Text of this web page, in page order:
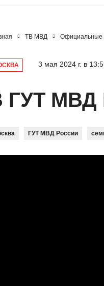
ТВ МВД Официальные
3 мая 2024 г. в
ГУТ МВД
ГУТ МВД России